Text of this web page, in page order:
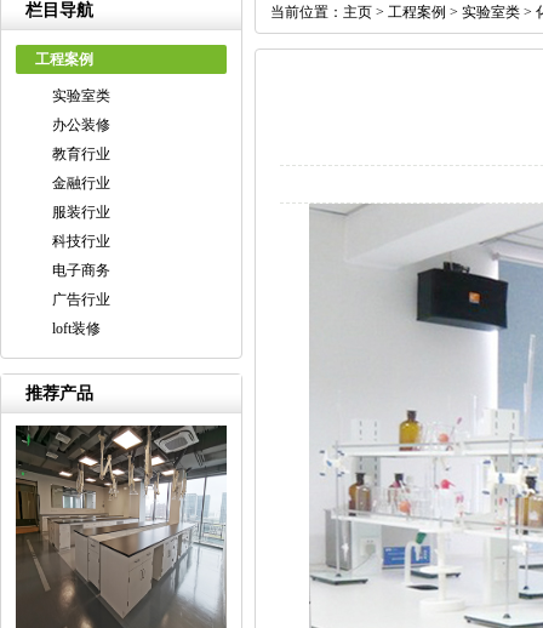
栏目导航
工程案例
实验室类
办公装修
教育行业
金融行业
服装行业
科技行业
电子商务
广告行业
loft装修
推荐产品
当前位置： 主页 > 工程案例 > 实验室类 >